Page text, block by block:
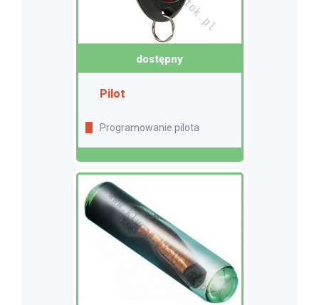
dostępny
Pilot
Programowanie pilota